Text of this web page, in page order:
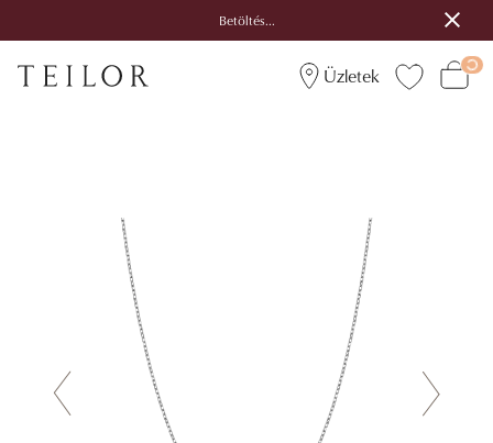
Betöltés...
Üzletek